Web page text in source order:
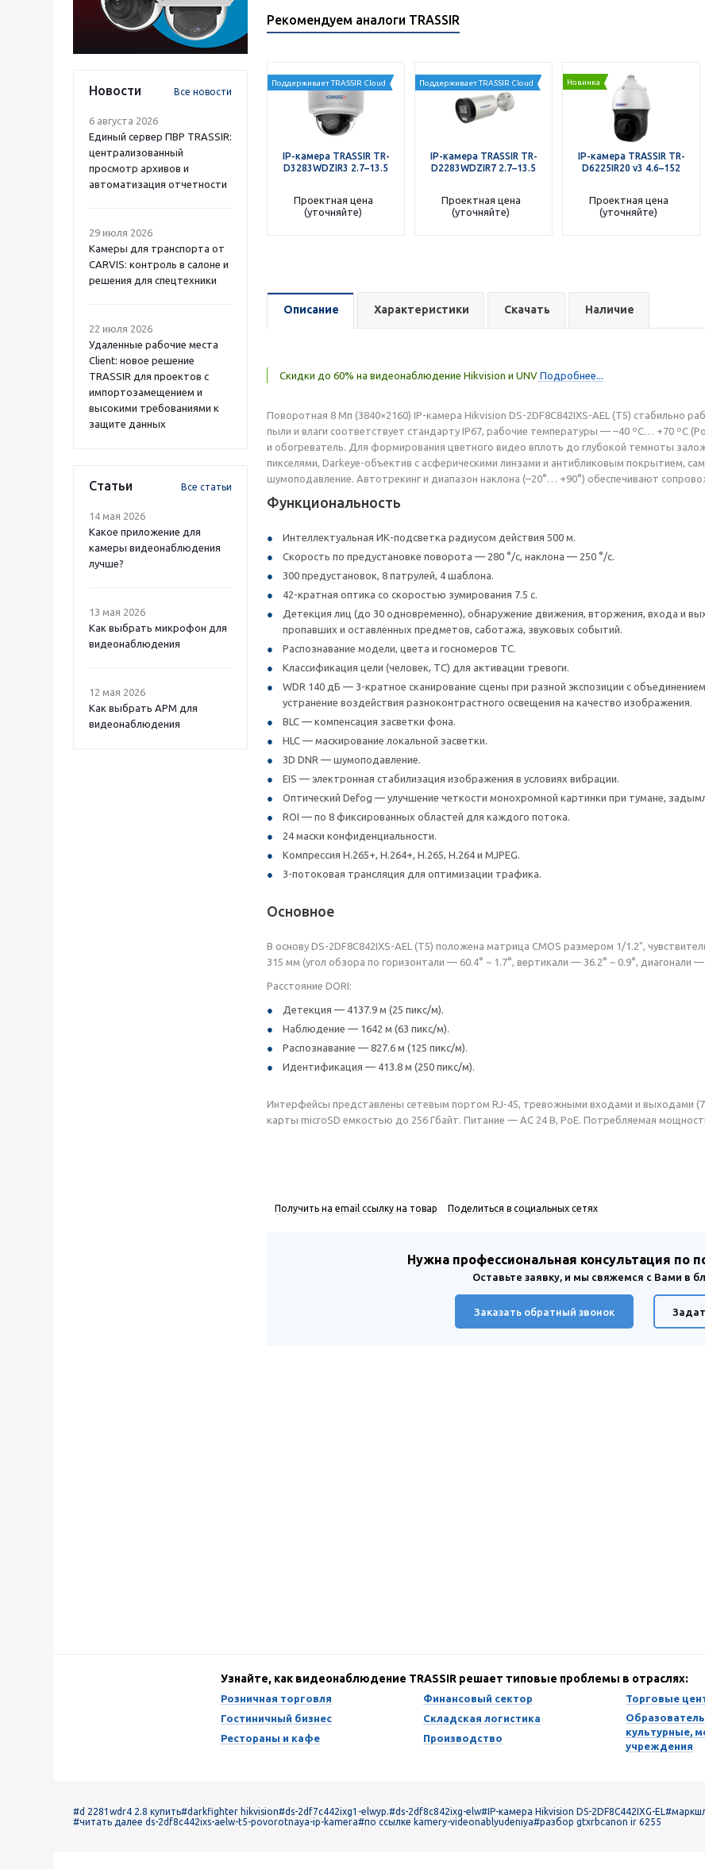
Новости Все новости
6 августа 2026
Единый сервер ПВР TRASSIR:
централизованный
просмотр архивов и
автоматизация отчетности
29 июля 2026
Камеры для транспорта от
CARVIS: контроль в салоне и
решения для спецтехники
22 июля 2026
Удаленные рабочие места
Client: новое решение
TRASSIR для проектов с
импортозамещением и
высокими требованиями к
защите данных
Статьи Все статьи
14 мая 2026
Какое приложение для
камеры видеонаблюдения
лучше?
13 мая 2026
Как выбрать микрофон для
видеонаблюдения
12 мая 2026
Как выбрать APM для
видеонаблюдения
Рекомендуем аналоги TRASSIR
Поддерживает TRASSIR Cloud
IP-камера TRASSIR TR-
D3283WDZIR3 2.7–13.5
Проектная цена
(уточняйте)
Поддерживает TRASSIR Cloud
IP-камера TRASSIR TR-
D2283WDZIR7 2.7–13.5
Проектная цена
(уточняйте)
Новинка
IP-камера TRASSIR TR-
D6225IR20 v3 4.6–152
Проектная цена
(уточняйте)
Описание Характеристики Скачать Наличие
Скидки до 60% на видеонаблюдение Hikvision и UNV Подробнее...
Поворотная 8 Мп (3840×2160) IP-камера Hikvision DS-2DF8C842IXS-AEL (T5) стабильно
пыли и влаги соответствует стандарту IP67, рабочие температуры — –40 ºС… +70 ºС
и обогреватель. Для формирования цветного видео вплоть до глубокой темноты
пикселями, Darkeye-объектив с асферическими линзами и антибликовым покрытием,
шумоподавление. Автотрекинг и диапазон наклона (–20°… +90°) обеспечивают
Функциональность
Интеллектуальная ИК-подсветка радиусом действия 500 м.
Скорость по предустановке поворота — 280 °/с, наклона — 250 °/с.
300 предустановок, 8 патрулей, 4 шаблона.
42-кратная оптика со скоростью зумирования 7.5 с.
Детекция лиц (до 30 одновременно), обнаружение движения, вторжения, входа и
пропавших и оставленных предметов, саботажа, звуковых событий.
Распознавание модели, цвета и госномеров ТС.
Классификация цели (человек, ТС) для активации тревоги.
WDR 140 дБ — 3-кратное сканирование сцены при разной экспозиции с
устранение воздействия разноконтрастного освещения на качество изображения.
BLC — компенсация засветки фона.
HLC — маскирование локальной засветки.
3D DNR — шумоподавление.
EIS — электронная стабилизация изображения в условиях вибрации.
Оптический Defog — улучшение четкости монохромной картинки при тумане,
ROI — по 8 фиксированных областей для каждого потока.
24 маски конфиденциальности.
Компрессия H.265+, H.264+, H.265, H.264 и MJPEG.
3-потоковая трансляция для оптимизации трафика.
Основное
В основу DS-2DF8C842IXS-AEL (T5) положена матрица CMOS размером 1/1.2",
315 мм (угол обзора по горизонтали — 60.4° ~ 1.7°, вертикали — 36.2° ~ 0.9°, диагонали —
Расстояние DORI:
Детекция — 4137.9 м (25 пикс/м).
Наблюдение — 1642 м (63 пикс/м).
Распознавание — 827.6 м (125 пикс/м).
Идентификация — 413.8 м (250 пикс/м).
Интерфейсы представлены сетевым портом RJ-45, тревожными входами и выходами
карты microSD емкостью до 256 Гбайт. Питание — AC 24 В, PoE. Потребляемая
Получить на email ссылку на товар Поделиться в социальных сетях
Нужна профессиональная консультация по
Оставьте заявку, и мы свяжемся с Вами в
Заказать обратный звонок
Узнайте, как видеонаблюдение TRASSIR решает типовые проблемы в отраслях:
Розничная торговля
Гостиничный бизнес
Рестораны и кафе
Финансовый сектор
Складская логистика
Производство
Торговые
культурные,
учреждения
#d 2281wdr4 2.8 купить#darkfighter hikvision#ds-2df7c442ixg1-elwyp.#ds-2df8c842ixg-elw#IP-камера Hikvision DS-2DF8C442IXG-EL
#читать далее ds-2df8c442ixs-aelw-t5-povorotnaya-ip-kamera#по ссылке kamery-videonablyudeniya#разбор gtxrbcanon ir 6255